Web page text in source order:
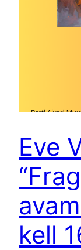
Eve
kell